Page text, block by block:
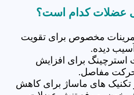
عضلات کدام است؟
مخصوص برای تقویت
دیده.
استرچینگ برای افزایش
مفاصل.
تکنیک های ماساژ برای کاهش